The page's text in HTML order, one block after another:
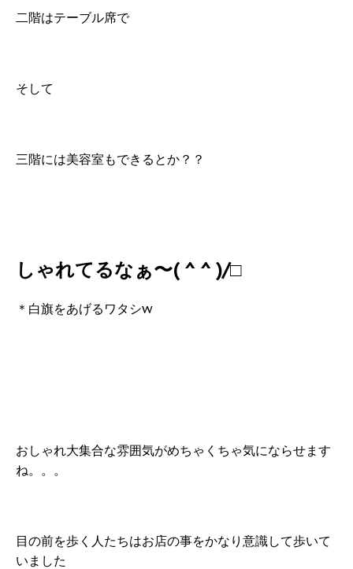
二階はテーブル席で
そして
三階には美容室もできるとか？？
しゃれてるなぁ〜( ^ ^ )/□
＊白旗をあげるワタシw
おしゃれ大集合な雰囲気がめちゃくちゃ気にならせます
ね。。。
目の前を歩く人たちはお店の事をかなり意識して歩いて
いました